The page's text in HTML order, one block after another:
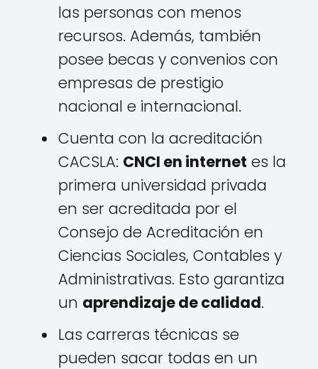
las personas con menos
recursos. Además, también
posee becas y convenios con
empresas de prestigio
nacional e internacional.
Cuenta con la acreditación
CACSLA: CNCI en internet es la
primera universidad privada
en ser acreditada por el
Consejo de Acreditación en
Ciencias Sociales, Contables y
Administrativas. Esto garantiza
un aprendizaje de calidad.
Las carreras técnicas se
pueden sacar todas en un